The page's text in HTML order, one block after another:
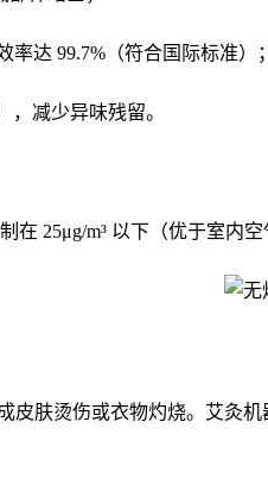
达 99.7%（符合国际标准）；
减少异味残留。
25μg/m³ 以下（优于室内
肤烫伤或衣物灼烧。艾灸